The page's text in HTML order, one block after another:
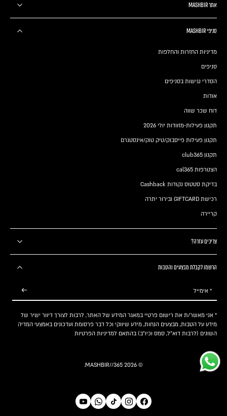
אתר MASHBIR
סניפי MASHBIR
מדיניות החזרות והחלפות
סניפים
הסדרי נגישות בסניפים
אודות
דוח שכר שווה
תקנון פעילות-מזוודות יולי 2026
תקנון פעילות פייסבוק/טיק טוק/אינסטגרם
תקנון club365
הצטרפות cal365
בדיקת סטטוס נקודות Cashback
רכישת GIFTCARD ובירור יתרה
קריירה
צריכים עזרה?
הרשמו לקבלת מבצעים והטבות
* אימייל
* אני מאשר/ת את רישום פרטיי במאגר המידע של האתר, לרבות לצורך דיוור ישיר של
מידע על הטבות, מבצעים הנחות, מידע שיווקי וכל דבר פרסומת ועדכונים באמצעי המדיה
השונים (לרבות דוא"ל, סמס וכיו"ב) בהתאם למדיניות הפרטיות
© 2026
MASHBIR//365
.